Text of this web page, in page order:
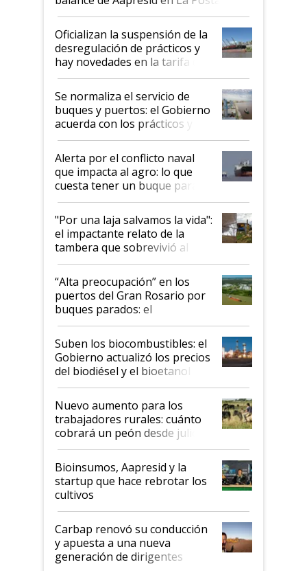
Oficializan la suspensión de la
desregulación de prácticos y
hay novedades en la tarifa de
la hidrovía
Se normaliza el servicio de
buques y puertos: el Gobierno
acuerda con los prácticos y
suspende el decreto de
desregulación
Alerta por el conflicto naval
que impacta al agro: lo que
cuesta tener un buque parado
y el peligro de que Argentina
pase a ser "país sucio"
"Por una laja salvamos la vida":
el impactante relato de la
tambera que sobrevivió al
tornado
“Alta preocupación” en los
puertos del Gran Rosario por
buques parados: el
funcionamiento de las
exportadoras en tensión tras
la medida de fuerza de los
prácticos
Suben los biocombustibles: el
Gobierno actualizó los precios
del biodiésel y el bioetanol
Nuevo aumento para los
trabajadores rurales: cuánto
cobrará un peón desde julio
Bioinsumos, Aapresid y la
startup que hace rebrotar los
cultivos
Carbap renovó su conducción
y apuesta a una nueva
generación de dirigentes